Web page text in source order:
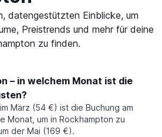
datengestützten Einblicke, um
Preistrends und mehr für deine
zu finden.
– in welchem Monat ist die
März (54 €) ist die Buchung am
Monat, um in Rockhampton zu
der Mai (169 €).